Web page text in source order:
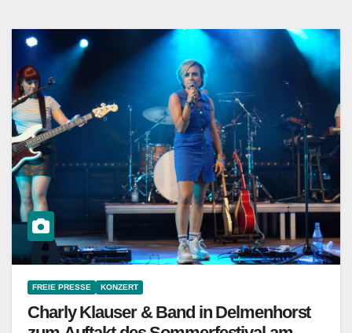
FREIE PRESSE KONZERT
Charly Klauser & Band in Delmenhorst